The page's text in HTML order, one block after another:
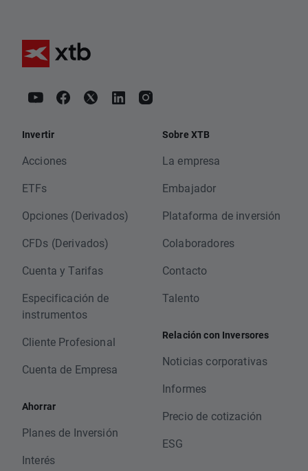
Invertir
Acciones
ETFs
Opciones (Derivados)
CFDs (Derivados)
Cuenta y Tarifas
Especificación de
instrumentos
Cliente Profesional
Cuenta de Empresa
Ahorrar
Planes de Inversión
Interés
Sobre XTB
La empresa
Embajador
Plataforma de inversión
Colaboradores
Contacto
Talento
Relación con Inversores
Noticias corporativas
Informes
Precio de cotización
ESG